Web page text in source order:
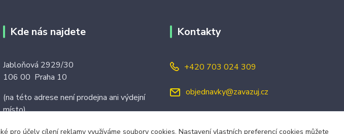
Kde nás najdete
Jabloňová 2929/30
106 00 Praha 10
(na této adrese není prodejna ani výdejní
místo)
Kontakty
+420 703 024 309
objednavky@zavazuj.cz
pro účely cílení reklamy využíváme soubory cookies. Nastavení vlastních preferencí cookies můžete